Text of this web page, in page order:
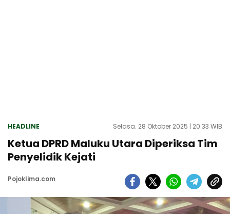
HEADLINE Selasa. 28 Oktober 2025 | 20:33 WIB
Ketua DPRD Maluku Utara Diperiksa Tim
Penyelidik Kejati
Pojoklima.com